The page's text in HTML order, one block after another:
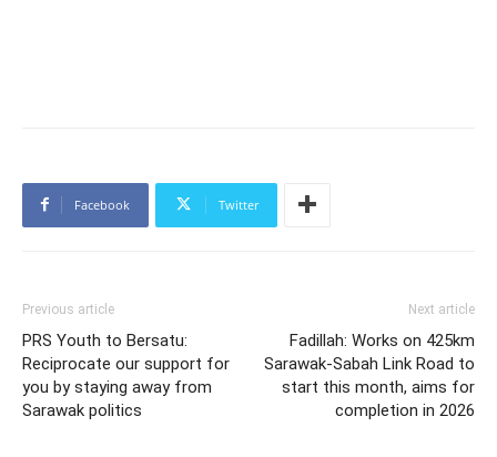
Facebook Twitter
Previous article
PRS Youth to Bersatu:
Reciprocate our support for
you by staying away from
Sarawak politics
Next article
Fadillah: Works on 425km
Sarawak-Sabah Link Road to
start this month, aims for
completion in 2026